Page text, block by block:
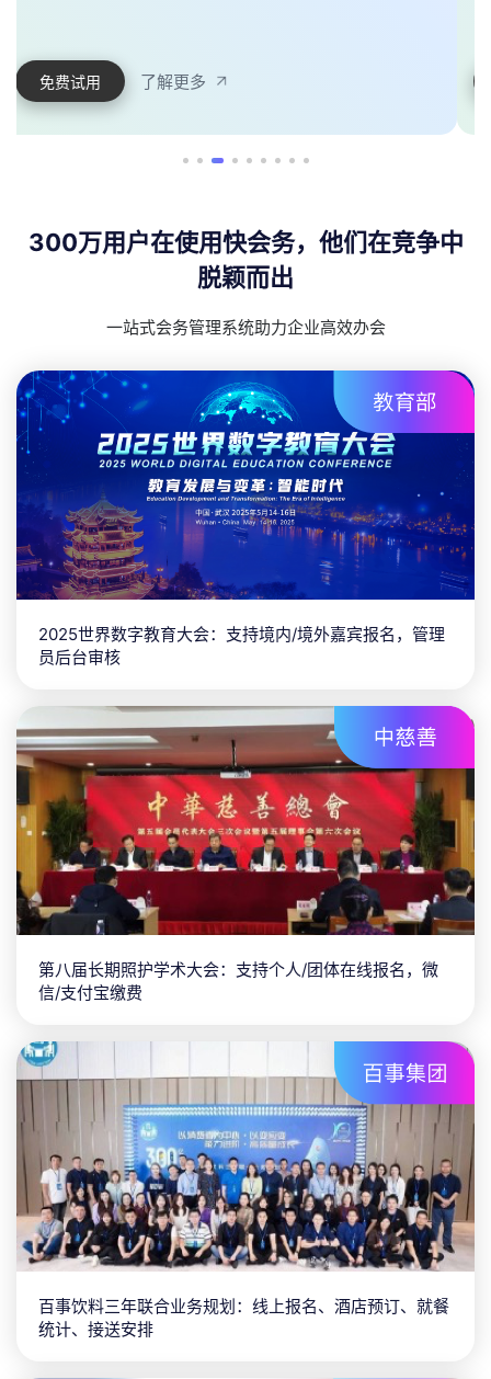
免费试用 了解更多
300万用户在使用快会务，他们在竞争中
脱颖而出
一站式会务管理系统助力企业高效办会
2025世界数字教育大会：支持境内/境外嘉宾报名，管理
员后台审核
第八届长期照护学术大会：支持个人/团体在线报名，微
信/支付宝缴费
百事饮料三年联合业务规划：线上报名、酒店预订、就餐
统计、接送安排